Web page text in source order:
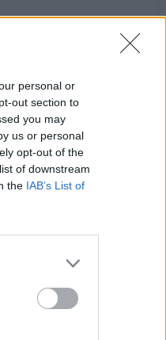
personal or
out section to
you may
us or personal
opt-out of the
of downstream
the IAB’s List of
ΝΕΑ
Το πλήρες
του 2ου
8 Αυγούστου η κηδεία
18:20